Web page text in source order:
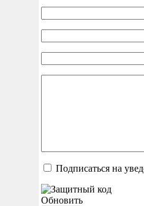
Подписаться на
Обновить